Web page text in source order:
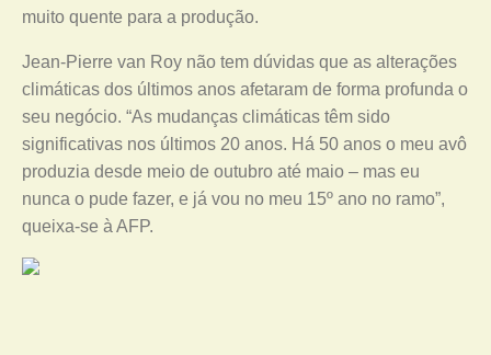
muito quente para a produção.
Jean-Pierre van Roy não tem dúvidas que as alterações
climáticas dos últimos anos afetaram de forma profunda o
seu negócio. “As mudanças climáticas têm sido
significativas nos últimos 20 anos. Há 50 anos o meu avô
produzia desde meio de outubro até maio – mas eu
nunca o pude fazer, e já vou no meu 15º ano no ramo”,
queixa-se à AFP.